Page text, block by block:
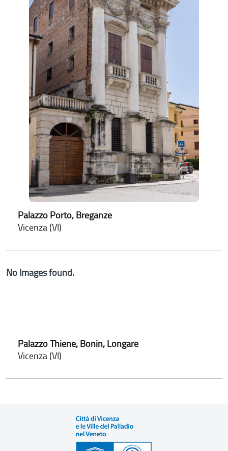
Palazzo Porto, Breganze
Vicenza (VI)
No Images found.
Palazzo Thiene, Bonin, Longare
Vicenza (VI)